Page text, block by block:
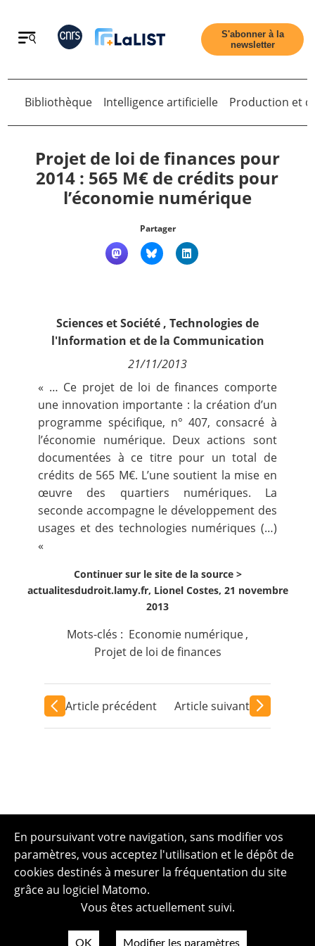
Retour
Contact
S'abonner à la
newsletter
Retour
Bibliothèque Intelligence artificielle Production et
Projet de loi de finances pour
2014 : 565 M€ de crédits pour
l’économie numérique
Partager
Sciences et Société , Technologies de
l'Information et de la Communication
21/11/2013
« … Ce projet de loi de finances comporte
une innovation importante : la création d’un
programme spécifique, n° 407, consacré à
l’économie numérique. Deux actions sont
documentées à ce titre pour un total de
crédits de 565 M€. L’une soutient la mise en
œuvre des quartiers numériques. La
seconde accompagne le développement des
usages et des technologies numériques (…)
«
Continuer sur le site de la source >
actualitesdudroit.lamy.fr, Lionel Costes, 21 novembre
2013
Mots-clés : Economie numérique ,
Projet de loi de finances
Article précédent Article suivant
En poursuivant votre navigation, sans modifier vos
paramètres, vous acceptez l'utilisation et le dépôt de
cookies destinés à mesurer la fréquentation du site
grâce au logiciel Matomo.
Vous êtes actuellement suivi.
OK Modifier les paramètres